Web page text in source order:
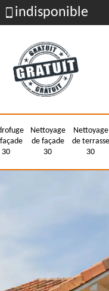
indisponible
30
Nettoyage
de façade
30
Nettoyage
de terrasse
30